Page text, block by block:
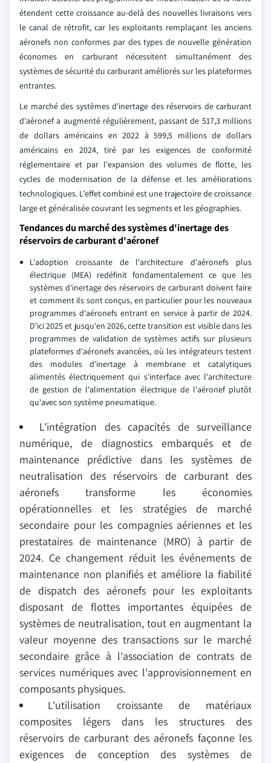
étendent cette croissance au-delà des nouvelles livraisons vers
le canal de rétrofit, car les exploitants remplaçant les anciens
aéronefs non conformes par des types de nouvelle génération
économes en carburant nécessitent simultanément des
systèmes de sécurité du carburant améliorés sur les plateformes
entrantes.
Le marché des systèmes d'inertage des réservoirs de carburant
d'aéronef a augmenté régulièrement, passant de 517,3 millions
de dollars américains en 2022 à 599,5 millions de dollars
américains en 2024, tiré par les exigences de conformité
réglementaire et par l'expansion des volumes de flotte, les
cycles de modernisation de la défense et les améliorations
technologiques. L'effet combiné est une trajectoire de croissance
large et généralisée couvrant les segments et les géographies.
Tendances du marché des systèmes d'inertage des
réservoirs de carburant d'aéronef
L'adoption croissante de l'architecture d'aéronefs plus
électrique (MEA) redéfinit fondamentalement ce que les
systèmes d'inertage des réservoirs de carburant doivent faire
et comment ils sont conçus, en particulier pour les nouveaux
programmes d'aéronefs entrant en service à partir de 2024.
D'ici 2025 et jusqu'en 2026, cette transition est visible dans les
programmes de validation de systèmes actifs sur plusieurs
plateformes d'aéronefs avancées, où les intégrateurs testent
des modules d'inertage à membrane et catalytiques
alimentés électriquement qui s'interface avec l'architecture
de gestion de l'alimentation électrique de l'aéronef plutôt
qu'avec son système pneumatique.
L'intégration des capacités de surveillance
numérique, de diagnostics embarqués et de
maintenance prédictive dans les systèmes de
neutralisation des réservoirs de carburant des
aéronefs transforme les économies
opérationnelles et les stratégies de marché
secondaire pour les compagnies aériennes et les
prestataires de maintenance (MRO) à partir de
2024. Ce changement réduit les événements de
maintenance non planifiés et améliore la fiabilité
de dispatch des aéronefs pour les exploitants
disposant de flottes importantes équipées de
systèmes de neutralisation, tout en augmentant la
valeur moyenne des transactions sur le marché
secondaire grâce à l'association de contrats de
services numériques avec l'approvisionnement en
composants physiques.
L'utilisation croissante de matériaux
composites légers dans les structures des
réservoirs de carburant des aéronefs façonne les
exigences de conception des systèmes de